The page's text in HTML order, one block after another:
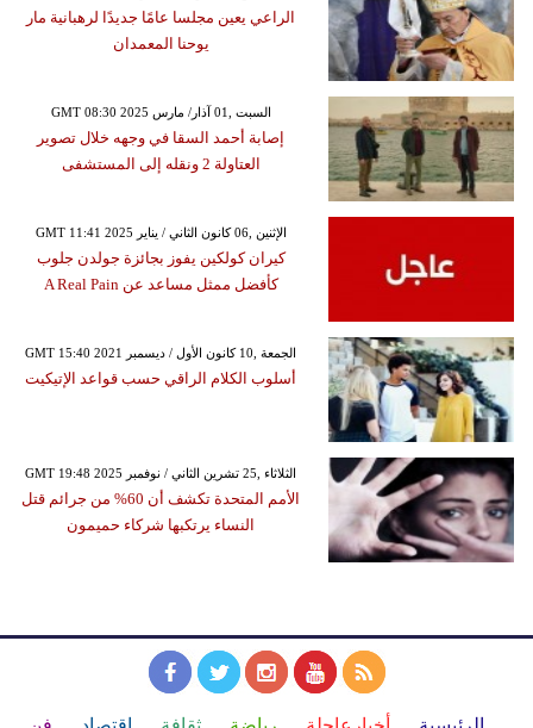
الراعي يعين مجلسا عامًا جديدًا لرهبانية مار
يوحنا المعمدان
GMT 08:30 2025 السبت ,01 آذار/ مارس
إصابة أحمد السقا في وجهه خلال تصوير
العتاولة 2 ونقله إلى المستشفى
GMT 11:41 2025 الإثنين ,06 كانون الثاني / يناير
كيران كولكين يفوز بجائزة جولدن جلوب
كأفضل ممثل مساعد عن A Real Pain
GMT 15:40 2021 الجمعة ,10 كانون الأول / ديسمبر
أسلوب الكلام الراقي حسب قواعد الإتيكيت
GMT 19:48 2025 الثلاثاء ,25 تشرين الثاني / نوفمبر
الأمم المتحدة تكشف أن 60% من جرائم قتل
النساء يرتكبها شركاء حميمون